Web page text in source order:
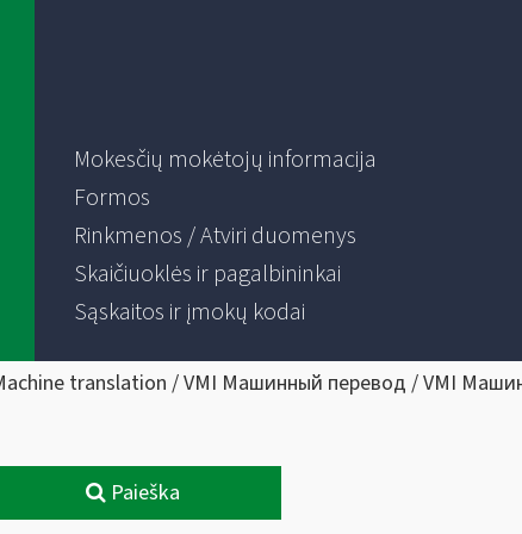
Mokesčių mokėtojų informacija
Formos
Rinkmenos / Atviri duomenys
Skaičiuoklės ir pagalbininkai
Sąskaitos ir įmokų kodai
translation / VMI Машинный перевод / VMI
Paieška